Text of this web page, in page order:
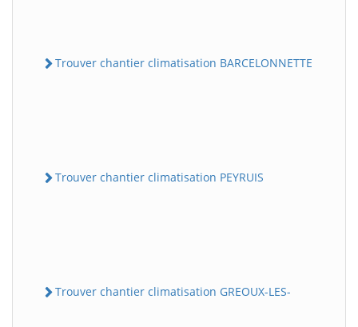
Trouver chantier climatisation BARCELONNETTE
Trouver chantier climatisation PEYRUIS
Trouver chantier climatisation GREOUX-LES-